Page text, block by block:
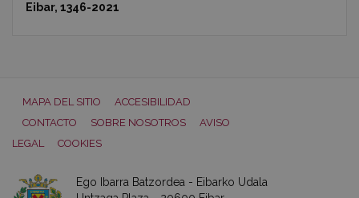
Eibar, 1346-2021
MAPA DEL SITIO
ACCESIBILIDAD
CONTACTO
SOBRE NOSOTROS
AVISO
LEGAL
COOKIES
Ego Ibarra Batzordea - Eibarko Udala